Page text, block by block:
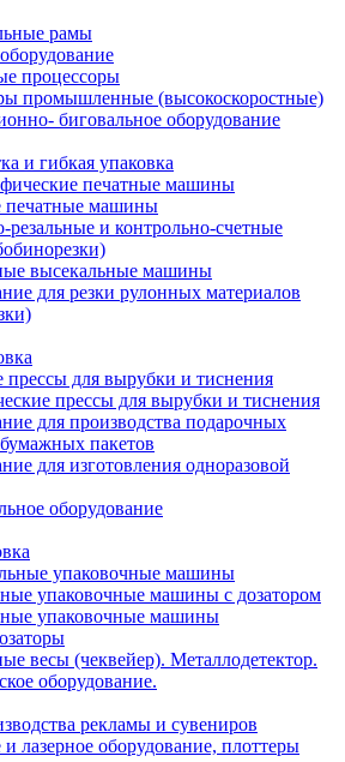
рамы
процессоры
промышленные (высокоскоростные)
биговальное оборудование
и гибкая упаковка
печатные машины
машины
резальные и контрольно-счетные
высекальные машины
для резки рулонных материалов
прессы для вырубки и тиснения
прессы для вырубки и тиснения
для производства подарочных
пакетов
для изготовления одноразовой
оборудование
упаковочные машины
упаковочные машины с дозатором
упаковочные машины
весы (чеквейер). Металлодетектор.
оборудование.
рекламы и сувениров
лазерное оборудование, плоттеры